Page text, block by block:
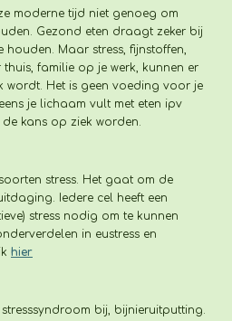
moderne tijd niet genoeg om
Gezond eten draagt zeker bij
houden. Maar stress, fijnstoffen,
familie op je werk, kunnen er
Het is geen voeding voor je
je lichaam vult met eten ipv
kans op ziek worden.
stress. Het gaat om de
Iedere cel heeft een
stress nodig om te kunnen
in eustress en
hier
stresssyndroom bij, bijnieruitputting.